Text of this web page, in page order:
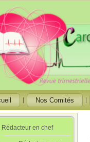
Nos Comités
Rédacteur en chef